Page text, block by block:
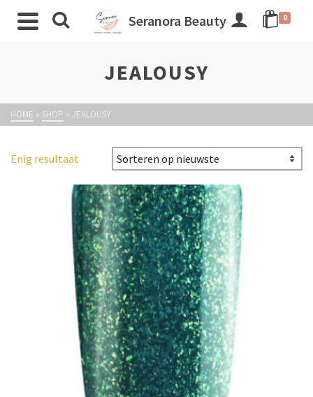
Seranora Beauty 0
JEALOUSY
HOME » SHOP » JEALOUSY
Enig resultaat